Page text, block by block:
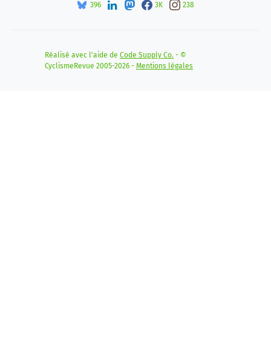
396 3K 238
Réalisé avec l'aide de Code Supply Co. - ©
CyclismeRevue 2005-2026 - Mentions légales